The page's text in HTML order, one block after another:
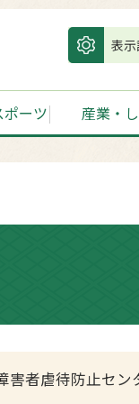
表
ーツ 産業・
害者虐待防止セン